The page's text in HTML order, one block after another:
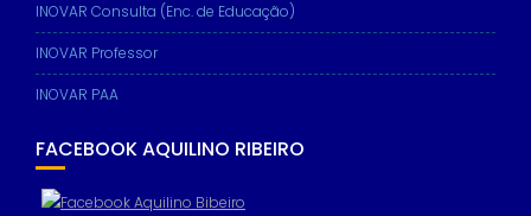
INOVAR Consulta (Enc. de Educação)
INOVAR Professor
INOVAR PAA
FACEBOOK AQUILINO RIBEIRO